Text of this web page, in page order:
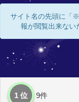
サイト名の先頭に「
報が閲覧出来ない
1 位 9件